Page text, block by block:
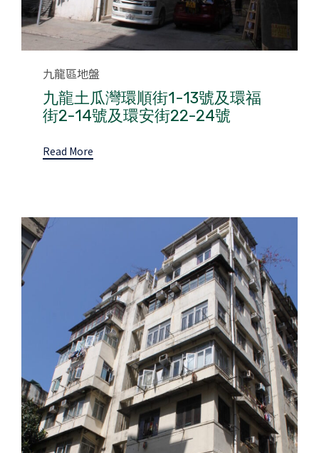
Category
九龍區地盤
九龍土瓜灣環順街1-13號及環福
街2-14號及環安街22-24號
Read More